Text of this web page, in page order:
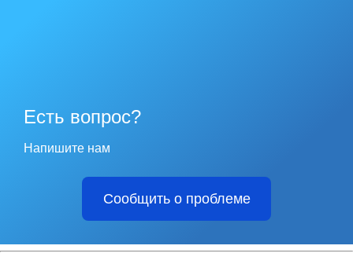
Есть вопрос?
Напишите нам
Сообщить о проблеме